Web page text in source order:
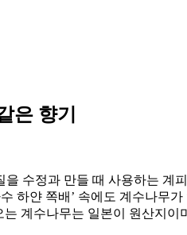
은 향기
수정과 만들 때 사용하는
하얀 쪽배’ 속에도 계수나
계수나무는 일본이 원산지